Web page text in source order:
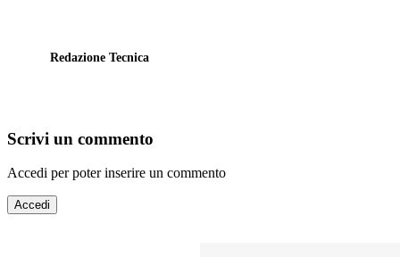
Redazione Tecnica
Scrivi un commento
Accedi per poter inserire un commento
Accedi